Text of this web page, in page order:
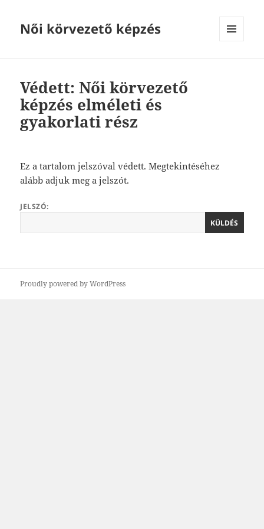
Női körvezető képzés
Védett: Női körvezető
képzés elméleti és
gyakorlati rész
Ez a tartalom jelszóval védett. Megtekintéséhez
alább adjuk meg a jelszót.
JELSZÓ:
Proudly powered by WordPress